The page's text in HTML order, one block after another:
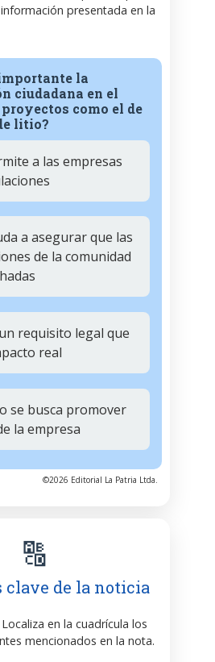
presentada en la
la
ciudadana en el
como el de
litio?
a las empresas
a asegurar que las
de la comunidad
requisito legal que
real
se busca promover
la empresa
©2026 Editorial La Patria Ltda.
🔠
clave de la noticia
Localiza en la cuadrícula los
mencionados en la nota.